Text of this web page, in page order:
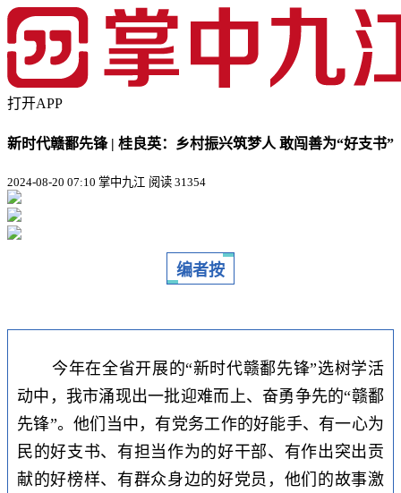
打开APP
新时代赣鄱先锋 | 桂良英：乡村振兴筑梦人 敢闯善为“好支书”
2024-08-20 07:10 掌中九江 阅读 31354
编者按
今年在全省开展的“新时代赣鄱先锋”选树学活
动中，我市涌现出一批迎难而上、奋勇争先的“赣鄱
先锋”。他们当中，有党务工作的好能手、有一心为
民的好支书、有担当作为的好干部、有作出突出贡
献的好榜样、有群众身边的好党员，他们的故事激